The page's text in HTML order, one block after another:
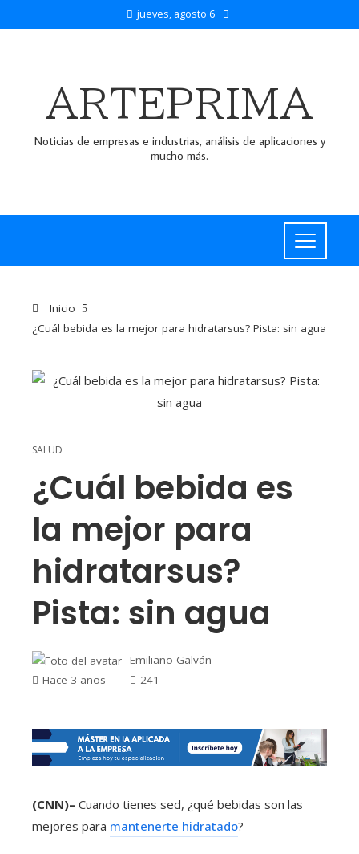
jueves, agosto 6
ARTEPRIMA
Noticias de empresas e industrias, análisis de aplicaciones y
mucho más.
Inicio
¿Cuál bebida es la mejor para hidratarsus? Pista: sin agua
SALUD
¿Cuál bebida es
la mejor para
hidratarsus?
Pista: sin agua
Emiliano Galván
Hace 3 años
241
(CNN)– Cuando tienes sed, ¿qué bebidas son las
mejores para mantenerte hidratado?